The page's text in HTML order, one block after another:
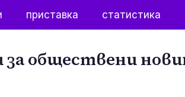
приставка статистика
обществени